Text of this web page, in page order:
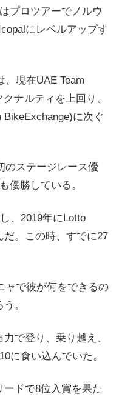
プロツアーでノルウ
にレベルアップす
、現在UAE Team
ナルティを上回り、
BikeExchange)に次ぐ
のステージレース優
優勝している。
、2019年にLotto
だ。この時、すでに27
ャで彼が何をできるの
。
で登り、乗り越え、
に食い込んでいた。
ドで8位入賞を果た